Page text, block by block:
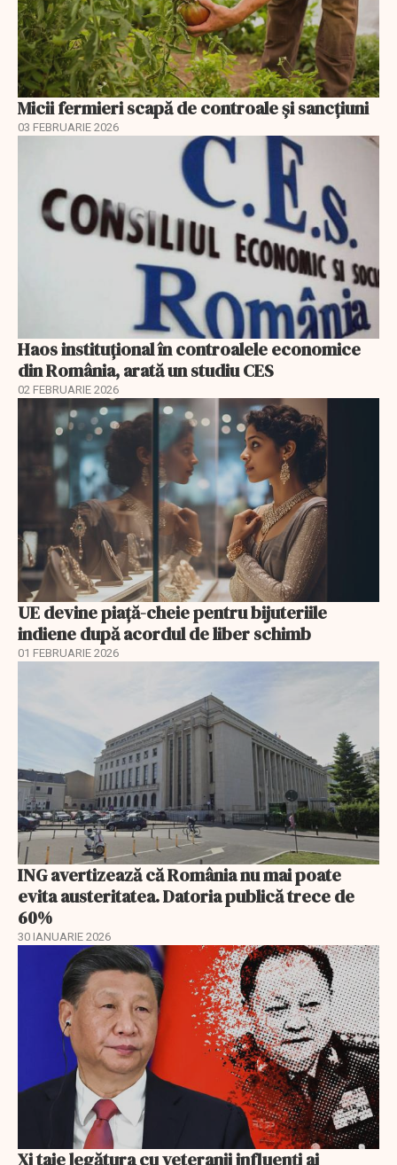
Micii fermieri scapă de controale și sancțiuni
03 FEBRUARIE 2026
Haos instituțional în controalele economice
din România, arată un studiu CES
02 FEBRUARIE 2026
UE devine piață-cheie pentru bijuteriile
indiene după acordul de liber schimb
01 FEBRUARIE 2026
ING avertizează că România nu mai poate
evita austeritatea. Datoria publică trece de
60%
30 IANUARIE 2026
Xi taie legătura cu veteranii influenți ai